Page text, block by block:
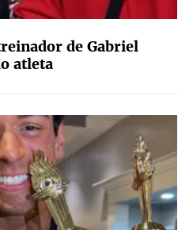
de Gabriel
atleta